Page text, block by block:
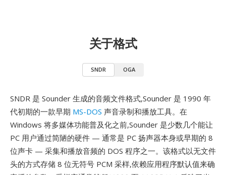
关于格式
SNDR OGA
SNDR 是 Sounder 生成的音频文件格式,Sounder 是 1990 年
代初期的一款早期 MS-DOS 声音录制和播放工具。在
Windows 将多媒体功能普及化之前,Sounder 是少数几个能让
PC 用户通过简陋的硬件 — 通常是 PC 扬声器本身或早期的 8
位声卡 — 采集和播放音频的 DOS 程序之一。该格式以无文件
头的方式存储 8 位无符号 PCM 采样,依赖应用程序默认值来确